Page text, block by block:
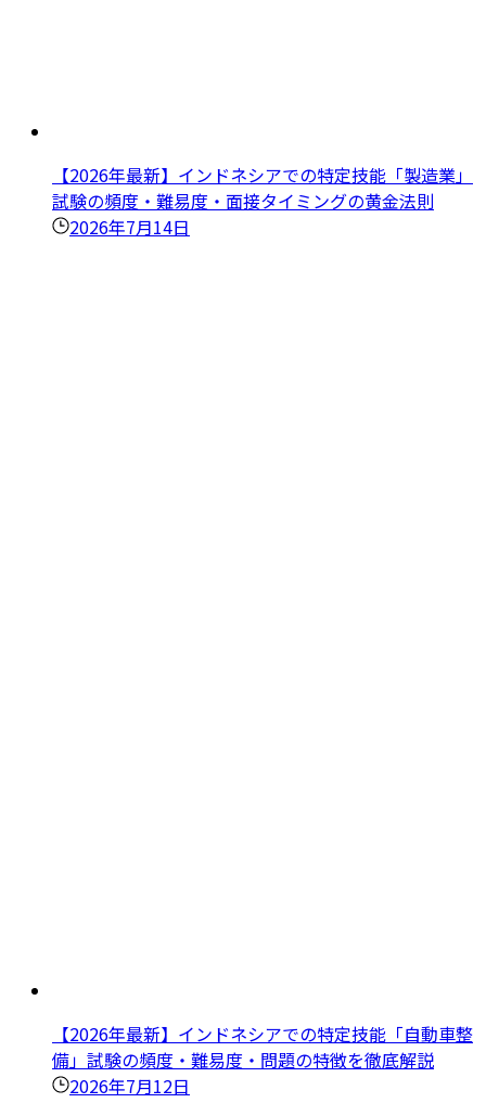
【2026年最新】インドネシアでの特定技能「製造業」
試験の頻度・難易度・面接タイミングの黄金法則
2026年7月14日
【2026年最新】インドネシアでの特定技能「自動車整
備」試験の頻度・難易度・問題の特徴を徹底解説
2026年7月12日